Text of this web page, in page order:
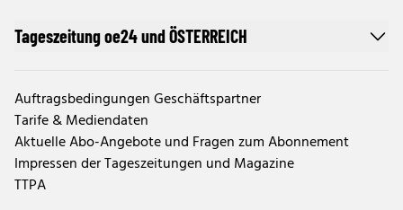
Tageszeitung oe24 und ÖSTERREICH
Auftragsbedingungen Geschäftspartner
Tarife & Mediendaten
Aktuelle Abo-Angebote und Fragen zum Abonnement
Impressen der Tageszeitungen und Magazine
TTPA